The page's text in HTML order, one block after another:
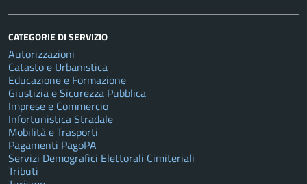
CATEGORIE DI SERVIZIO
Autorizzazioni
Catasto e Urbanistica
Educazione e Formazione
Giustizia e Sicurezza Pubblica
Imprese e Commercio
Infortunistica Stradale
Mobilità e Trasporti
Pagamenti PagoPA
Servizi Demografici Elettorali Cimiteriali
Tributi